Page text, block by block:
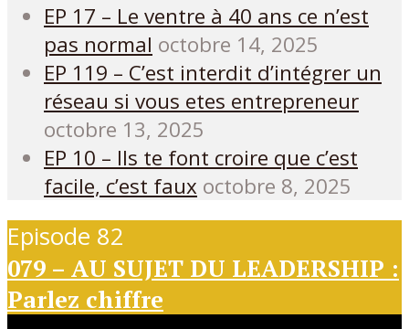
EP 17 – Le ventre à 40 ans ce n’est
pas normal octobre 14, 2025
EP 119 – C’est interdit d’intégrer un
réseau si vous etes entrepreneur
octobre 13, 2025
EP 10 – Ils te font croire que c’est
facile, c’est faux octobre 8, 2025
Episode 82
079 – AU SUJET DU LEADERSHIP :
Parlez chiffre